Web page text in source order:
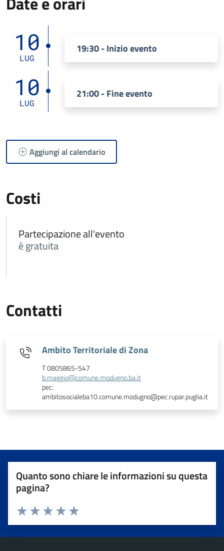
10
LUG
19:30 - Inizio evento
10
LUG
21:00 - Fine evento
Aggiungi al calendario
Costi
Partecipazione all'evento
è gratuita
Contatti
Ambito Territoriale di Zona
T 0805865-547
b.maggio@comune.modugno.ba.it
pec:
ambitosocialeba10.comune.modugno@pec.rupar.puglia.it
Quanto sono chiare le informazioni su questa
pagina?
Valuta da 1 a 5 stelle la pagina
Valuta 5 stelle su 5
Valuta 4 stelle su 5
Valuta 3 stelle su 5
Valuta 2 stelle su 5
Valuta 1 stelle su 5